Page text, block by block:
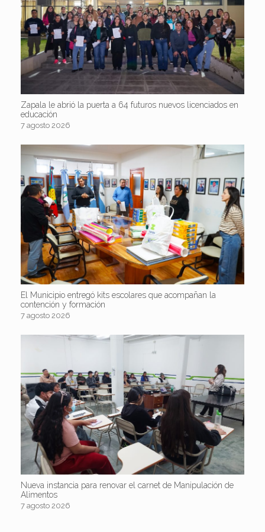
Zapala le abrió la puerta a 64 futuros nuevos licenciados en
educación
7 agosto 2026
El Municipio entregó kits escolares que acompañan la
contención y formación
7 agosto 2026
Nueva instancia para renovar el carnet de Manipulación de
Alimentos
7 agosto 2026